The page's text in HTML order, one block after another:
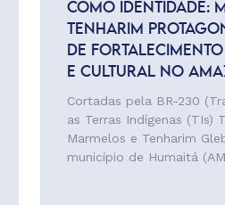
COMO IDENTIDADE:
TENHARIM
DE
E CULTURAL NO
Cortadas pela BR-230
as Terras Indígenas (TIs)
Marmelos e Tenharim
município de Humaitá